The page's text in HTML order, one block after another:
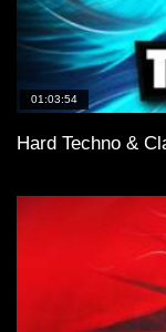
01:03:54
Hard Techno &